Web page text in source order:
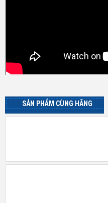
SẢN PHẨM CÙNG HÃNG